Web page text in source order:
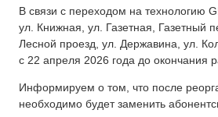
В связи с переходом на технологию
ул. Книжная, ул. Газетная, Газетный
Лесной проезд, ул. Державина, ул.
с 22 апреля 2026 года до окончания
Информируем о том, что после
необходимо будет заменить